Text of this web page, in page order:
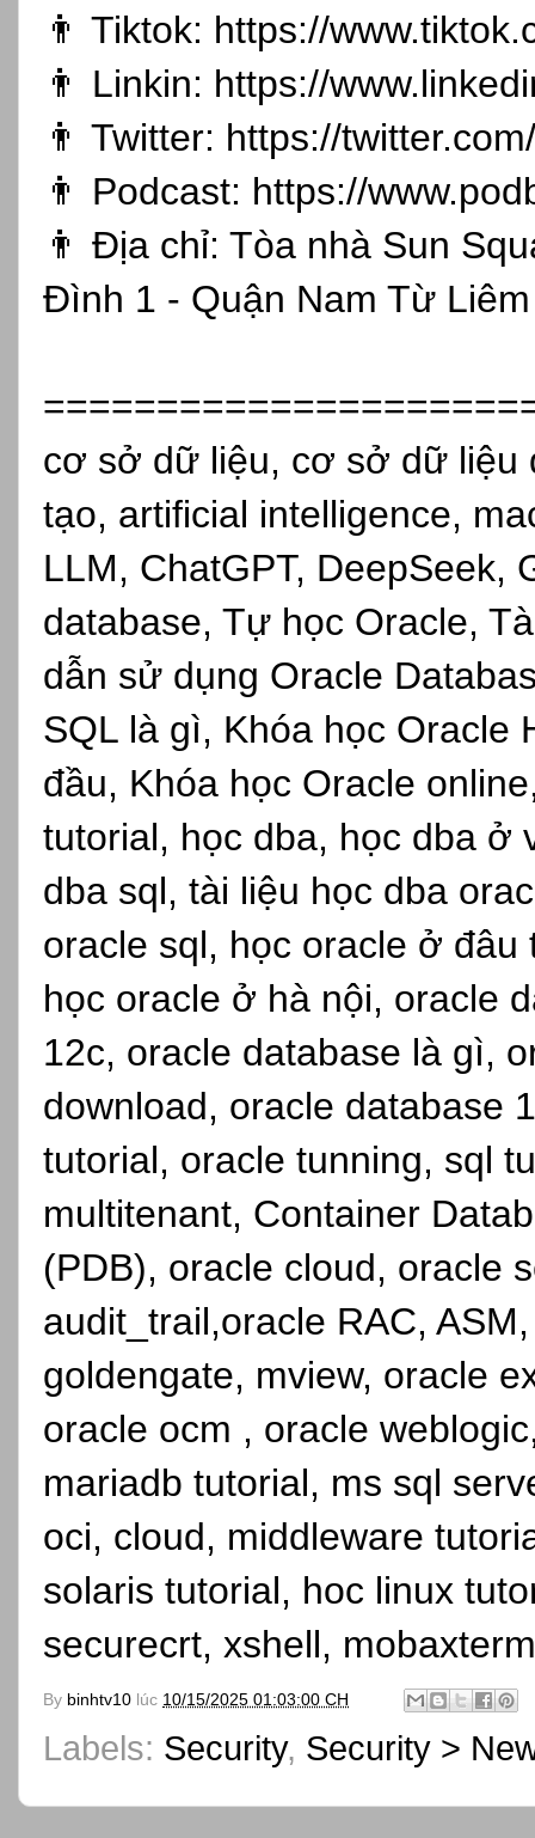
👨 Tiktok: https://
👨 Linkin: https://
👨 Twitter: https://
👨 Podcast: https://
👨 Địa chỉ: Tòa nhà Sun
Đình 1 - Quận Nam Từ Liêm
cơ sở dữ liệu, cơ sở dữ liệu
tạo, artificial intelligence,
LLM, ChatGPT, DeepSeek,
database, Tự học Oracle,
dẫn sử dụng Oracle
SQL là gì, Khóa học Oracle
đầu, Khóa học Oracle
tutorial, học dba, học dba ở
dba sql, tài liệu học dba
oracle sql, học oracle ở
học oracle ở hà nội, oracle
12c, oracle database là gì,
download, oracle database
tutorial, oracle tunning, sql
multitenant, Container
(PDB), oracle cloud, oracle
audit_trail,oracle RAC,
goldengate, mview, oracle
oracle ocm , oracle
mariadb tutorial, ms sql
oci, cloud, middleware
solaris tutorial, hoc linux
securecrt, xshell,
By binhtv10 lúc 10/15/2025 01:03:00 CH
Labels: Security, Security >